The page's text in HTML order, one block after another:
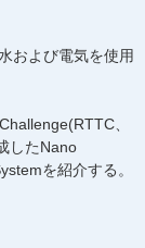
および電気を使用
、
したNano
を紹介する。